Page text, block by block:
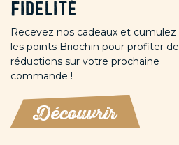
fidelité
Recevez nos cadeaux et cumulez
les points Briochin pour profiter de
réductions sur votre prochaine
commande !
Découvrir